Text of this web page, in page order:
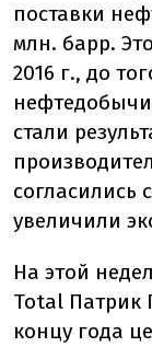
поставки
млн. барр.
2016 г., до
стали
согласились
увеличили
На этой
Total Патрик
концу года